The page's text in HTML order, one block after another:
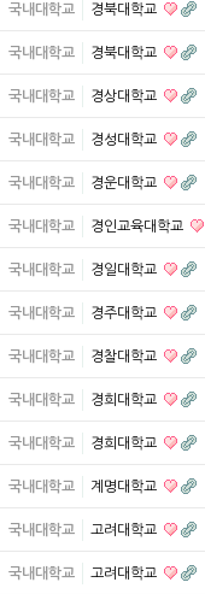
국내대학교 경북대학교
국내대학교 경북대학교
국내대학교 경상대학교
국내대학교 경성대학교
국내대학교 경운대학교
국내대학교 경인교육대학교
국내대학교 경일대학교
국내대학교 경주대학교
국내대학교 경찰대학교
국내대학교 경희대학교
국내대학교 경희대학교
국내대학교 계명대학교
국내대학교 고려대학교
국내대학교 고려대학교